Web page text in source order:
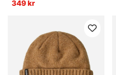
349 kr